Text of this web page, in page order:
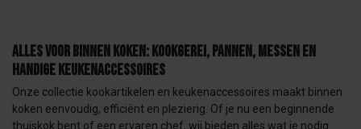
Alles voor binnen koken: kookgerei, pannen, messen en
handige keukenaccessoires
Onze collectie kookartikelen en keukenaccessoires maakt binnen
koken eenvoudig, efficiënt en plezierig. Of je nu een beginnende
thuiskok bent of een ervaren chef, wij bieden alles wat je nodig